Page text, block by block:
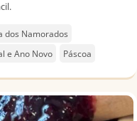
dos Namorados
e Ano Novo Páscoa